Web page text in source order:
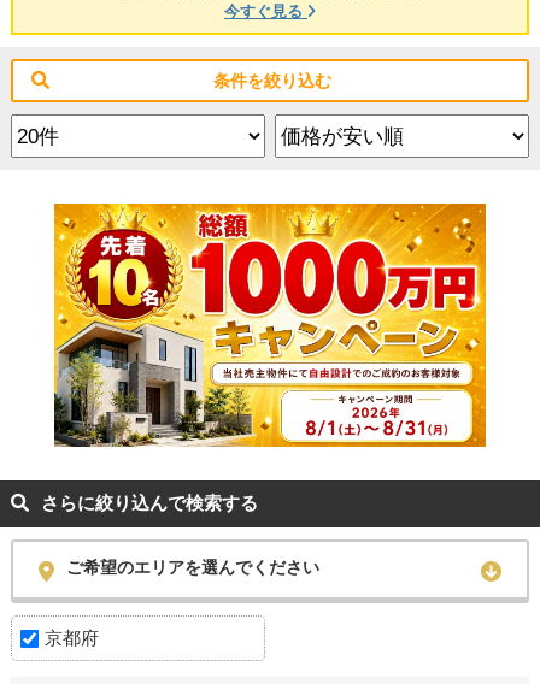
今すぐ見る
条件を絞り込む
さらに絞り込んで検索する
ご希望のエリアを選んでください
京都府